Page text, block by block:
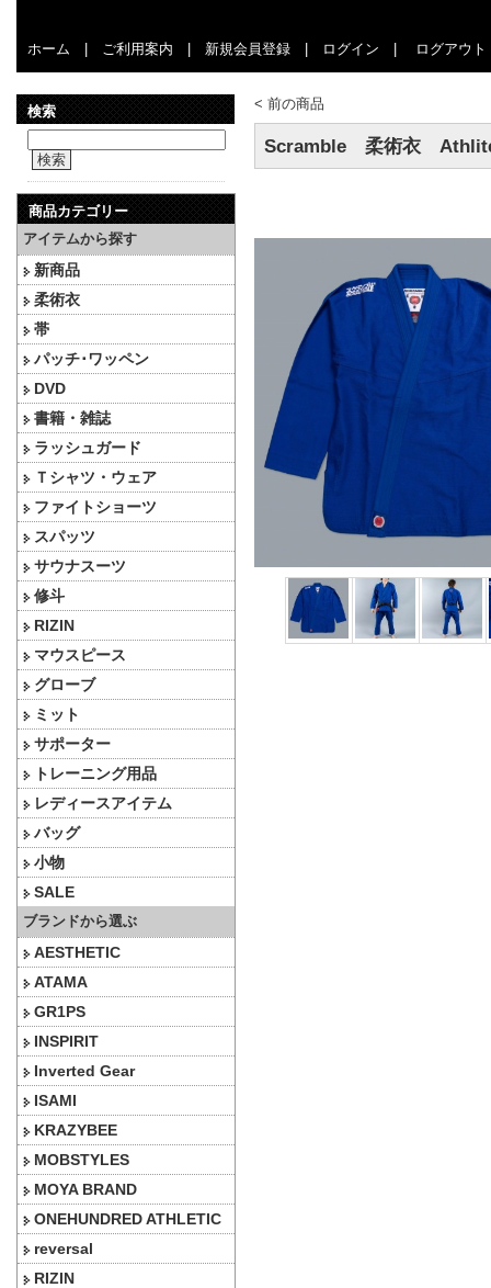
ホーム ご利用案内 新規会員登録 ログイン ログアウト
検索
検索
商品カテゴリー
アイテムから探す
新商品
柔術衣
帯
パッチ･ワッペン
DVD
書籍・雑誌
ラッシュガード
Ｔシャツ・ウェア
ファイトショーツ
スパッツ
サウナスーツ
修斗
RIZIN
マウスピース
グローブ
ミット
サポーター
トレーニング用品
レディースアイテム
バッグ
小物
SALE
ブランドから選ぶ
AESTHETIC
ATAMA
GR1PS
INSPIRIT
Inverted Gear
ISAMI
KRAZYBEE
MOBSTYLES
MOYA BRAND
ONEHUNDRED ATHLETIC
reversal
RIZIN
< 前の商品
Scramble 柔術衣